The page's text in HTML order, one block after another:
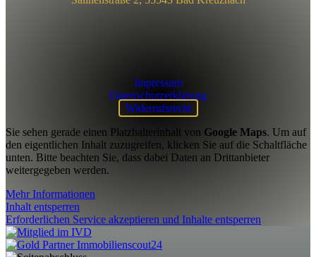
Impressum
Datenschutzerklärung
Widerrufsrecht
Sie sehen gerade einen Platzhalterinhalt von Google Maps. Um auf
den eigentlichen Inhalt zuzugreifen, klicken Sie auf die Schaltfläche
unten. Bitte beachten Sie, dass dabei Daten an Drittanbieter
weitergegeben werden.
Mehr Informationen
Inhalt entsperren
Erforderlichen Service akzeptieren und Inhalte entsperren